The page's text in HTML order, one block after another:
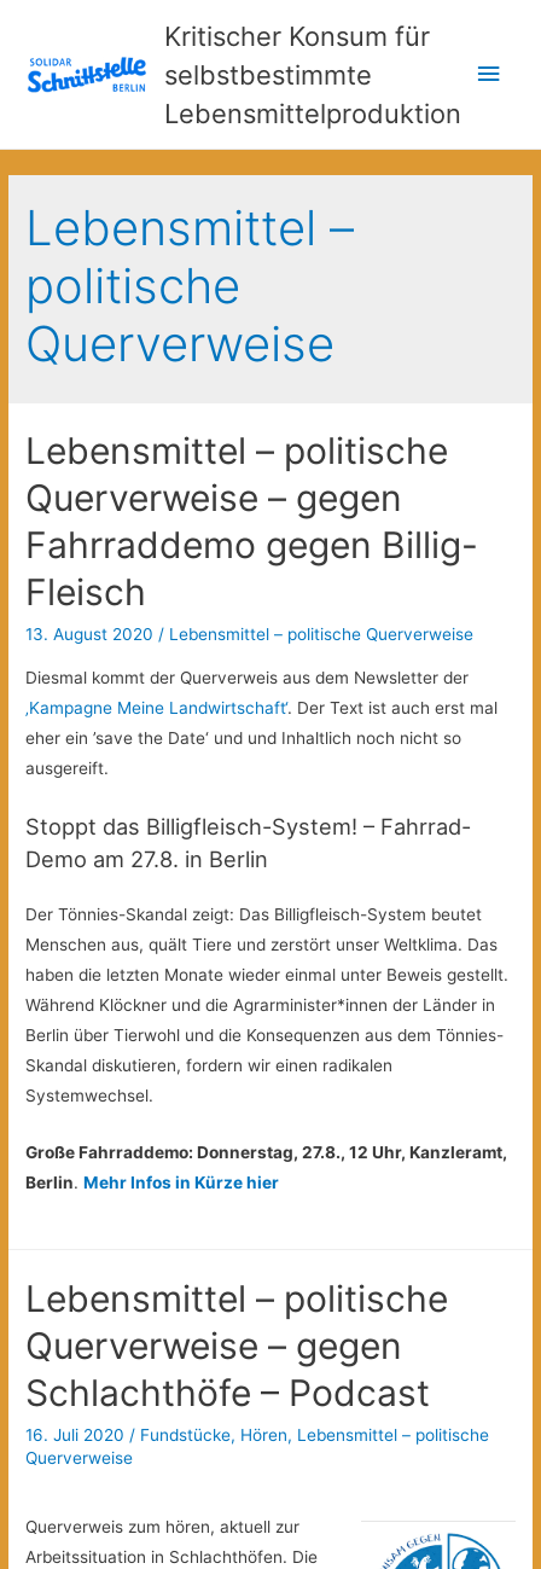
Kritischer Konsum für
selbstbestimmte
Lebensmittelproduktion
Lebensmittel –
politische
Querverweise
Lebensmittel – politische
Querverweise – gegen
Fahrraddemo gegen Billig-
Fleisch
13. August 2020 / Lebensmittel – politische Querverweise
Diesmal kommt der Querverweis aus dem Newsletter der
‚Kampagne Meine Landwirtschaft‘. Der Text ist auch erst mal
eher ein ’save the Date‘ und und Inhaltlich noch nicht so
ausgereift.
Stoppt das Billigfleisch-System! – Fahrrad-
Demo am 27.8. in Berlin
Der Tönnies-Skandal zeigt: Das Billigfleisch-System beutet
Menschen aus, quält Tiere und zerstört unser Weltklima. Das
haben die letzten Monate wieder einmal unter Beweis gestellt.
Während Klöckner und die Agrarminister*innen der Länder in
Berlin über Tierwohl und die Konsequenzen aus dem Tönnies-
Skandal diskutieren, fordern wir einen radikalen
Systemwechsel.
Große Fahrraddemo: Donnerstag, 27.8., 12 Uhr, Kanzleramt,
Berlin.Mehr Infos in Kürze hier
Lebensmittel – politische
Querverweise – gegen
Schlachthöfe – Podcast
16. Juli 2020 / Fundstücke, Hören, Lebensmittel – politische
Querverweise
Querverweis zum hören, aktuell zur
Arbeitssituation in Schlachthöfen. Die